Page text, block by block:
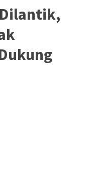
Dilantik,